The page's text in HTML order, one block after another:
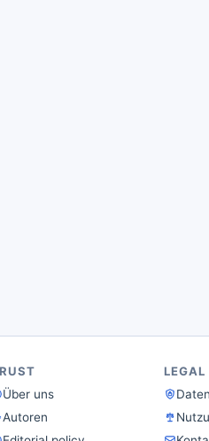
Über uns
Autoren
LEGAL